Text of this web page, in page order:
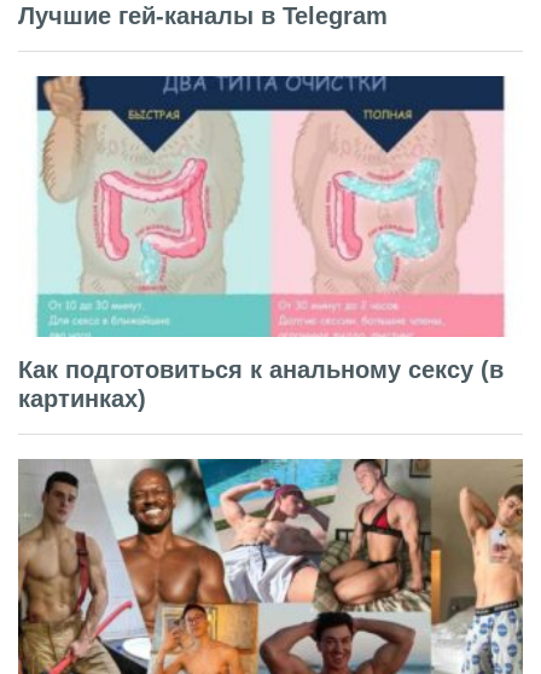
Лучшие гей-каналы в Telegram
Как подготовиться к анальному сексу (в
картинках)